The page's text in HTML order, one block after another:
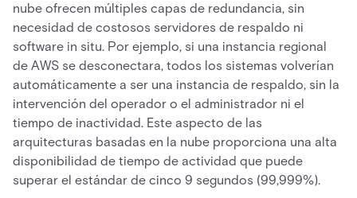
nube ofrecen múltiples capas de redundancia, sin
necesidad de costosos servidores de respaldo ni
software in situ. Por ejemplo, si una instancia regional
de AWS se desconectara, todos los sistemas volverían
automáticamente a ser una instancia de respaldo, sin la
intervención del operador o el administrador ni el
tiempo de inactividad. Este aspecto de las
arquitecturas basadas en la nube proporciona una alta
disponibilidad de tiempo de actividad que puede
superar el estándar de cinco 9 segundos (99,999%).